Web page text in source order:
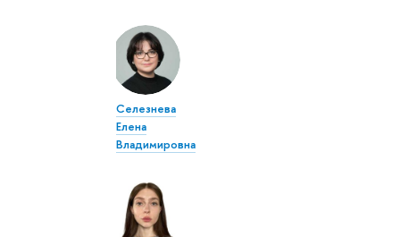
Селезнева
Елена
Владимировна